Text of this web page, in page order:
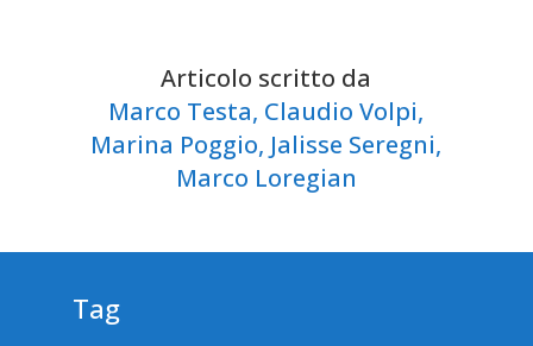
Articolo scritto da
Marco Testa, Claudio Volpi,
Marina Poggio, Jalisse Seregni,
Marco Loregian
Tag